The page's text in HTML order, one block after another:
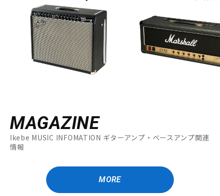
MAGAZINE
Ikebe MUSIC INFOMATION ギターアンプ・ベースアンプ関連
情報
MORE